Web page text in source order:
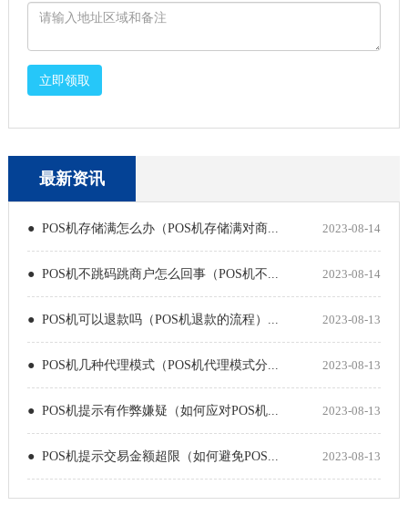
立即领取
最新资讯
● POS机存储满怎么办（POS机存储满对商... 2023-08-14
● POS机不跳码跳商户怎么回事（POS机不... 2023-08-14
● POS机可以退款吗（POS机退款的流程）... 2023-08-13
● POS机几种代理模式（POS机代理模式分... 2023-08-13
● POS机提示有作弊嫌疑（如何应对POS机... 2023-08-13
● POS机提示交易金额超限（如何避免POS... 2023-08-13